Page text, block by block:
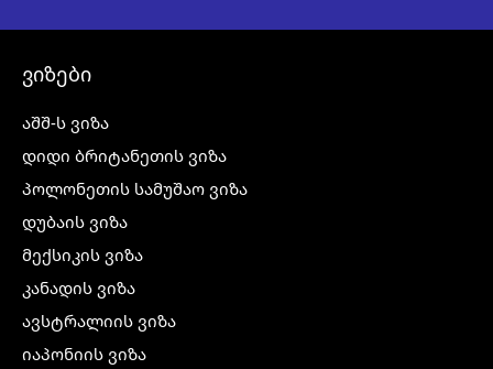
ვიზები
აშშ-ს ვიზა
დიდი ბრიტანეთის ვიზა
პოლონეთის სამუშაო ვიზა
დუბაის ვიზა
მექსიკის ვიზა
კანადის ვიზა
ავსტრალიის ვიზა
იაპონიის ვიზა